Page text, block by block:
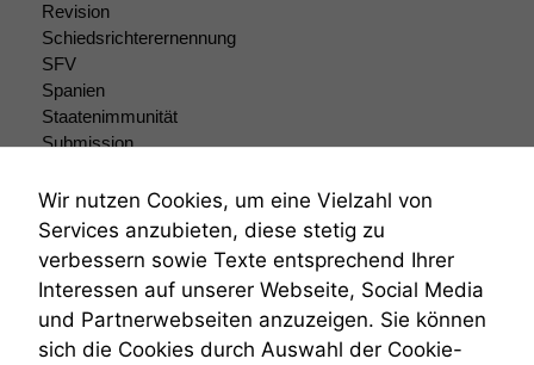
Revision
Schiedsrichterernennung
SFV
Spanien
Staatenimmunität
Submission
Teilungsklage
Venezuela
VRK
Wiederherstellungsanordnung
Zivilprozessordnung
ZPO
Zustellfiktion
Wir nutzen Cookies, um eine Vielzahl von
Services anzubieten, diese stetig zu
verbessern sowie Texte entsprechend Ihrer
Interessen auf unserer Webseite, Social Media
und Partnerwebseiten anzuzeigen. Sie können
sich die Cookies durch Auswahl der Cookie-